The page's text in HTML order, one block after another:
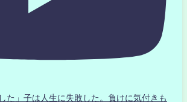
た」子は人生に失敗した。負けに気付きも